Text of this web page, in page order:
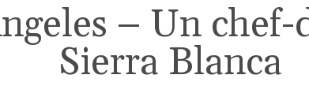
– Un chef-
Sierra Blanca